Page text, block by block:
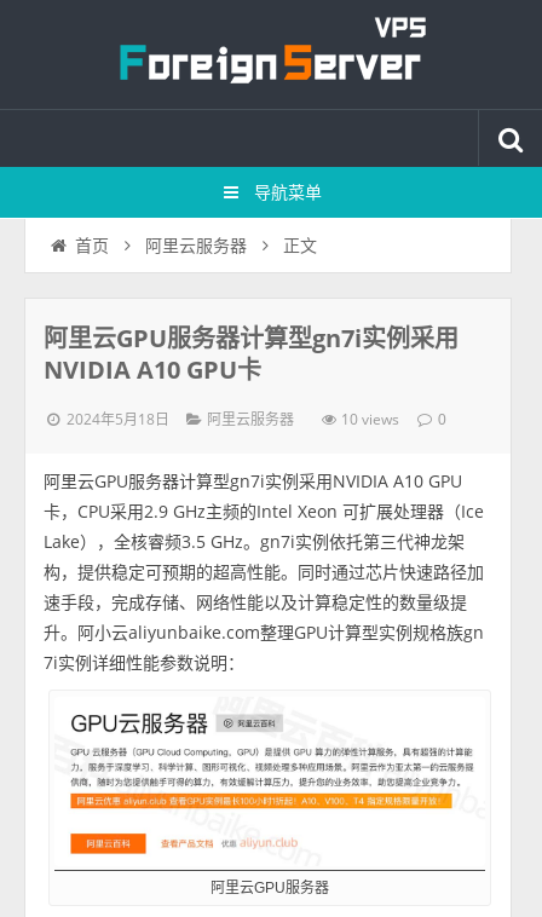
导航菜单
首页 阿里云服务器 正文
阿里云GPU服务器计算型gn7i实例采用
NVIDIA A10 GPU卡
2024年5月18日 阿里云服务器 10 views 0
阿里云GPU服务器计算型gn7i实例采用NVIDIA A10 GPU
卡，CPU采用2.9 GHz主频的Intel Xeon 可扩展处理器（Ice
Lake），全核睿频3.5 GHz。gn7i实例依托第三代神龙架
构，提供稳定可预期的超高性能。同时通过芯片快速路径加
速手段，完成存储、网络性能以及计算稳定性的数量级提
升。阿小云aliyunbaike.com整理GPU计算型实例规格族gn
7i实例详细性能参数说明：
阿里云GPU服务器